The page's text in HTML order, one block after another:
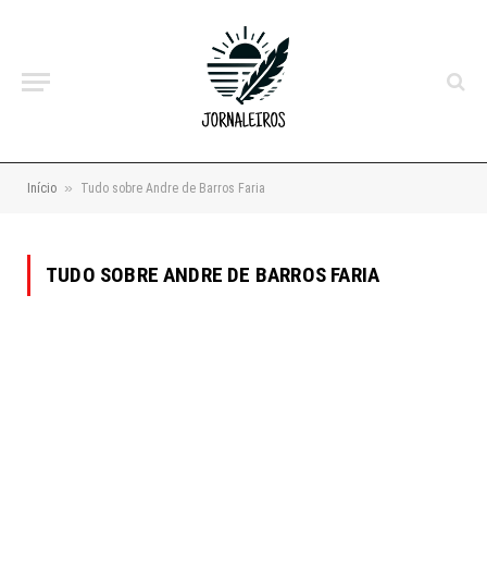
Início » Tudo sobre Andre de Barros Faria
TUDO SOBRE ANDRE DE BARROS FARIA